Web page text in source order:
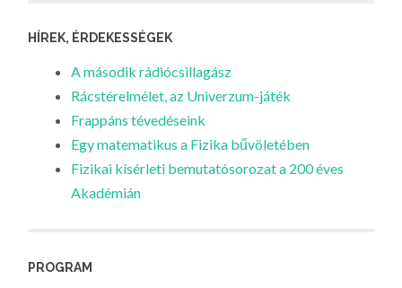
HÍREK, ÉRDEKESSÉGEK
A második rádiócsillagász
Rácstérelmélet, az Univerzum-játék
Frappáns tévedéseink
Egy matematikus a Fizika bűvöletében
Fizikai kísérleti bemutatósorozat a 200 éves
Akadémián
PROGRAM